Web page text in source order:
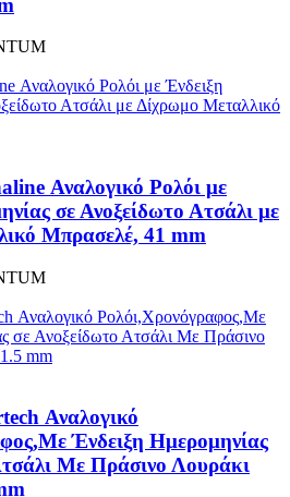
Αναλογικό Ρολόι με
σε Ανοξείδωτο Ατσάλι με
Μπρασελέ, 41 mm
Αναλογικό
Ένδειξη Ημερομηνίας
Με Πράσινο Λουράκι